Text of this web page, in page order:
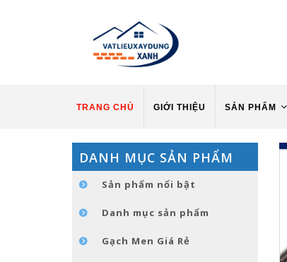
TRANG CHỦ GIỚI THIỆU SẢN PHẨM
DANH MỤC SẢN PHẨM
Sản phẩm nổi bật
Danh mục sản phẩm
Gạch Men Giá Rẻ